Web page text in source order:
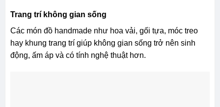
Trang trí không gian sống
Các món đồ handmade như hoa vải, gối tựa, móc treo
hay khung trang trí giúp không gian sống trở nên sinh
động, ấm áp và có tính nghệ thuật hơn.